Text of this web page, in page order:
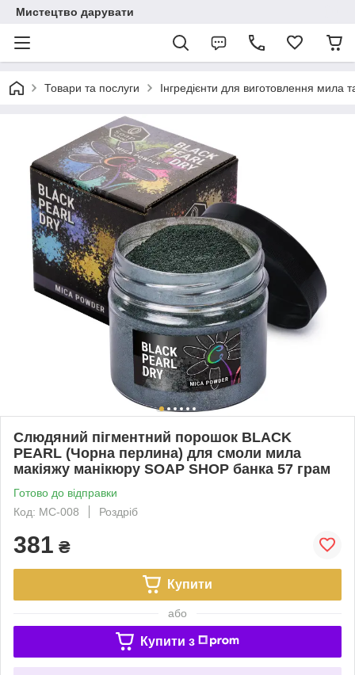
Мистецтво дарувати
Товари та послуги Інгредієнти для виготовлення мила
Слюдяний пігментний порошок BLACK
PEARL (Чорна перлина) для смоли мила
макіяжу манікюру SOAP SHOP банка 57 грам
Готово до відправки
Код: MC-008
Роздріб
381 ₴
Купити
або
Купити з